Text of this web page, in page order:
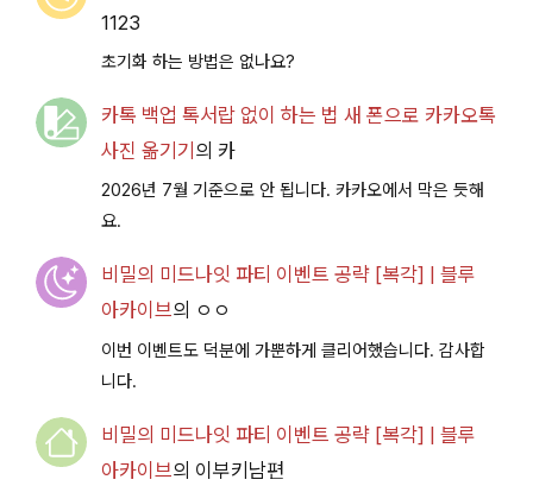
1123
초기화 하는 방법은 없나요?
카톡 백업 톡서랍 없이 하는 법 새 폰으로 카카오톡
사진 옮기기 의 카
2026년 7월 기준으로 안 됩니다. 카카오에서 막은 듯해
요.
비밀의 미드나잇 파티 이벤트 공략 [복각] | 블루
아카이브의 ㅇㅇ
이번 이벤트도 덕분에 가뿐하게 클리어했습니다. 감사합
니다.
비밀의 미드나잇 파티 이벤트 공략 [복각] | 블루
아카이브의 이부키남편